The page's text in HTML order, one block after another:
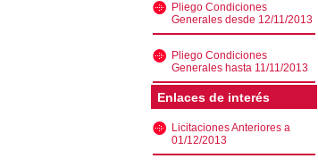
Pliego Condiciones
Generales desde 12/11/2013
Pliego Condiciones
Generales hasta 11/11/2013
Enlaces de interés
Licitaciones Anteriores a
01/12/2013